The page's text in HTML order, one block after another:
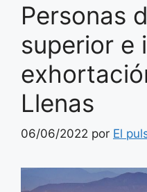
Personas
superior e
Llenas
06/06/2022 por El